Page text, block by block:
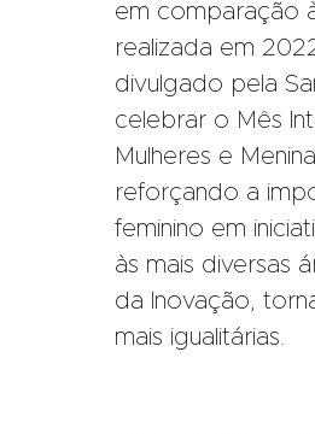
em comparação
realizada em
divulgado pela
celebrar o Mês
Mulheres e
reforçando a
feminino em
às mais diversas
da Inovação,
mais igualitárias.